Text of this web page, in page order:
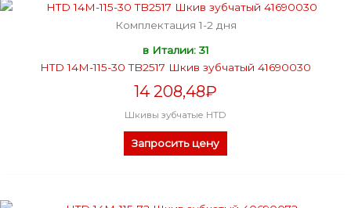
Комплектация 1-2 дня
в Италии: 31
HTD 14M-115-30 TB2517 Шкив зубчатый 41690030
14 208,48₽
Шкивы зубчатые HTD
Запросить цену